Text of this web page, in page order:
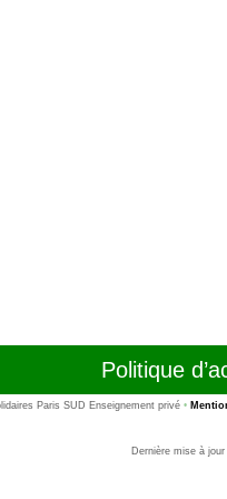
Politique
Paris SUD Enseignement privé •
Dernière mise à